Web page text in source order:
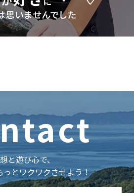
と遊び心で、
っとワクワクさせよう！